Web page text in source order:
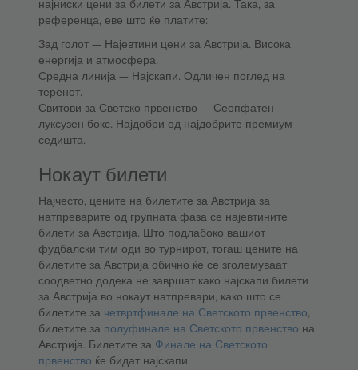
најниски цени за билети за Австрија. Така, за
референца, еве што ќе платите:
Зад голот — Најевтини цени за Австрија. Висока
енергија и атмосфера.
Средна линија — Најскапи. Одличен поглед на
теренот.
Свитови за Светско првенство — Сеопфатен
луксузен бокс. Најдобри од најдобрите премиум
седишта.
Нокаут билети
Најчесто, цените на билетите за Австрија за
натпреварите од групната фаза се најевтините
билети за Австрија. Што подлабоко вашиот
фудбалски тим оди во турнирот, тогаш цените на
билетите за Австрија обично ќе се зголемуваат
соодветно додека не завршат како најскапи билети
за Австрија во нокаут натпревари, како што се
билетите за четвртфинале на Светското првенство,
билетите за полуфинале на Светското првенство на
Австрија. Билетите за Финале на Светското
првенство ќе бидат најскапи.